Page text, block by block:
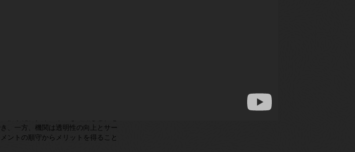
、一方、機関は透明性の向上とサー
ントの順守からメリットを得ること